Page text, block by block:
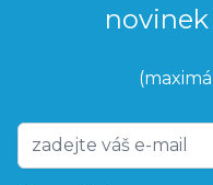
novinek